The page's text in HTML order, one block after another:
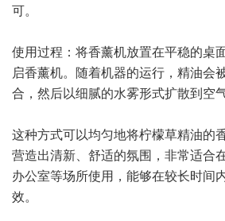
可。
使用过程：将香薰机放置在平稳的桌
启香薰机。随着机器的运行，精油会
合，然后以细腻的水雾形式扩散到空气
这种方式可以均匀地将柠檬草精油的
营造出清新、舒适的氛围，非常适合
办公室等场所使用，能够在较长时间
效。